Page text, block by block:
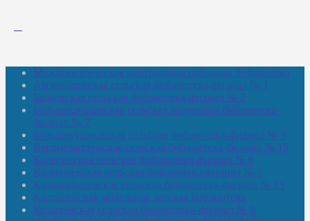
Межпоселенческая центральная районная библиотека
Амзибашевская сельская библиотека-филиал № 1
Бабаевская сельская библиотека-филиал № 2
Большекачаковская сельская модельная библиотека-
филиал № 7
Большекуразовская сельская библиотека-филиал № 3
Верхнетыхтемская сельская библиотека-филиал № 15
Калегинская сельская библиотека-филиал № 6
Калмашевская сельская библиотека-филиал № 5
Калмиябашевская сельская библиотека-филиал № 13
Калтасинская модельная детская библиотека
Кельтеевская сельская библиотека-филиал № 8